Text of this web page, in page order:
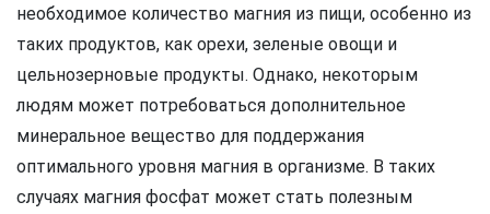
необходимое количество магния из пищи, особенно из
таких продуктов, как орехи, зеленые овощи и
цельнозерновые продукты. Однако, некоторым
людям может потребоваться дополнительное
минеральное вещество для поддержания
оптимального уровня магния в организме. В таких
случаях магния фосфат может стать полезным